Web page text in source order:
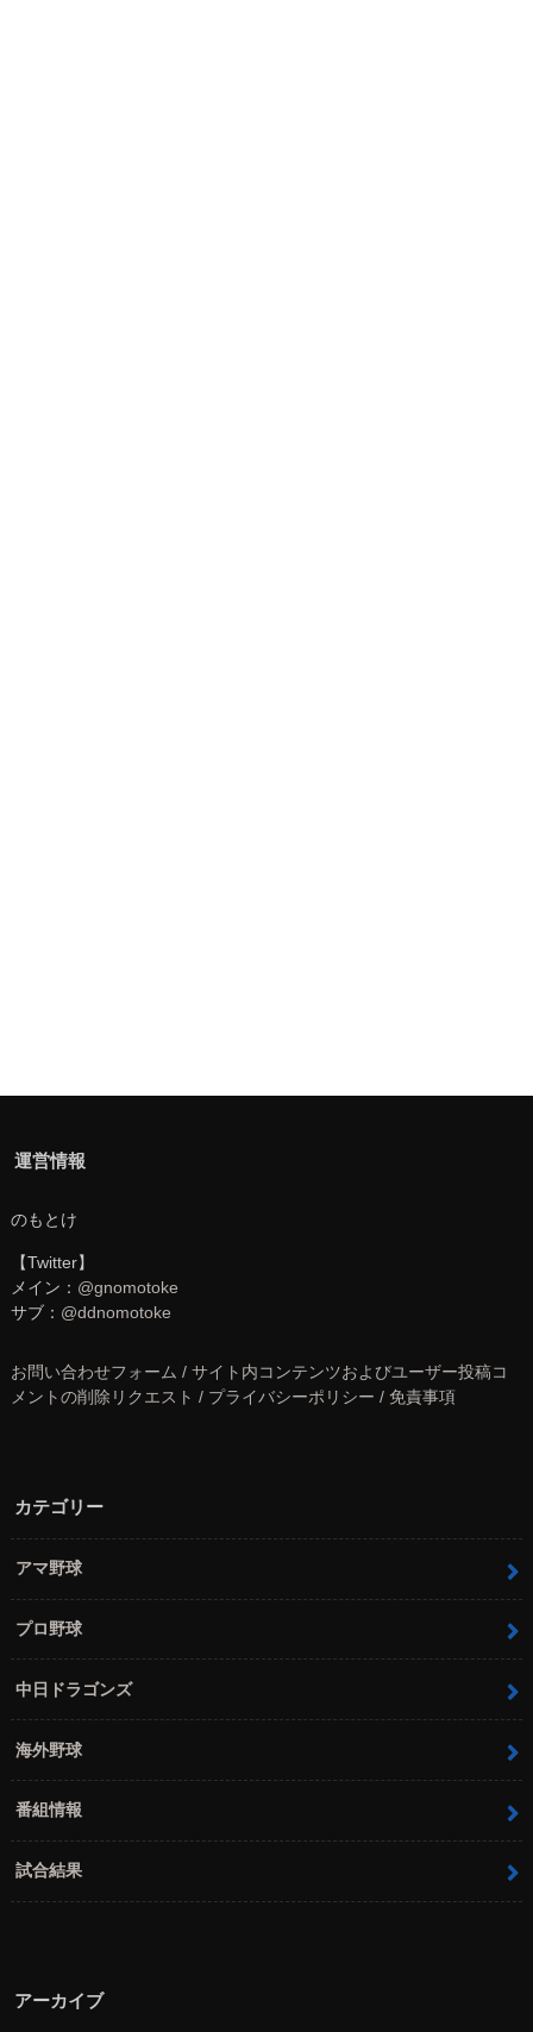
運営情報
のもとけ
【Twitter】
メイン： @gnomotoke
サブ： @ddnomotoke
お問い合わせフォーム / サイト内コンテンツおよびユーザー投稿コ
メントの削除リクエスト / プライバシーポリシー / 免責事項
カテゴリー
アマ野球
プロ野球
中日ドラゴンズ
海外野球
番組情報
試合結果
アーカイブ